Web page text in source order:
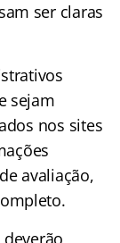
ser claras
sejam
nos sites
avaliação,